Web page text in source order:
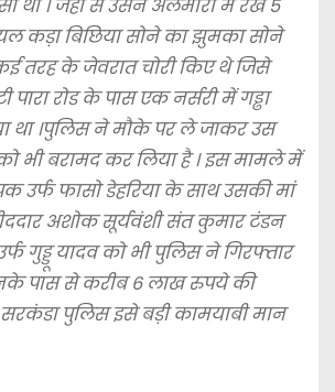
था । जहां से उसने अलमारी में रखे 5
कड़ा बिछिया सोने का झुमका सोने
तरह के जेवरात चोरी किए थे जिसे
रोड के पास एक नर्सरी में गड्ढा
था ।पुलिस ने मौके पर ले जाकर उस
भी बरामद कर लिया है । इस मामले में
उर्फ फासो डेहरिया के साथ उसकी मां
अशोक सूर्यवंशी संत कुमार टंडन
गुड्डू यादव को भी पुलिस ने गिरफ्तार
पास से करीब 6 लाख रुपये की
सरकंडा पुलिस इसे बड़ी कामयाबी मान